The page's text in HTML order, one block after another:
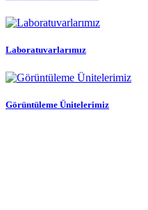
Laboratuvarlarımız
Görüntüleme Ünitelerimiz